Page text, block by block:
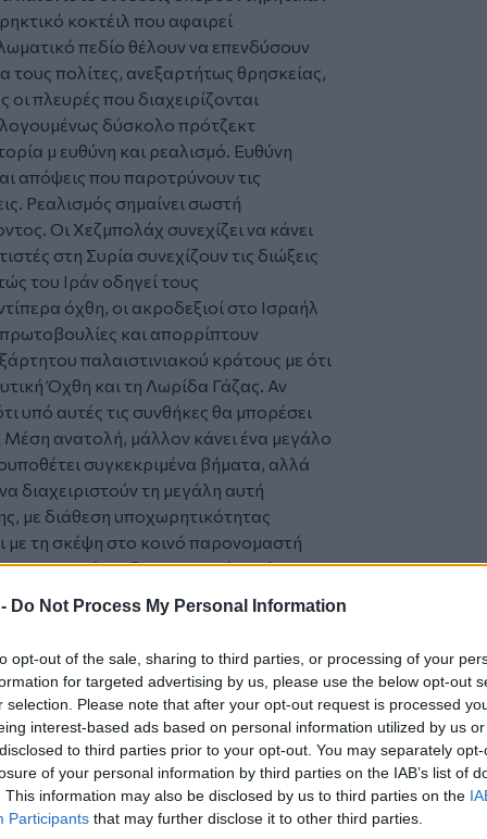
Do Not Process My Personal Information
opt-out of the sale, sharing to third parties, or processing of your
for targeted advertising by us, please use the below opt-out
selection. Please note that after your opt-out request is processed
interest-based ads based on personal information utilized by us
to third parties prior to your opt-out. You may separately
of your personal information by third parties on the IAB’s list of
This information may also be disclosed by us to third parties on the
Participants that may further disclose it to other third parties.
κοκτέιλ που αφαιρεί
πεδίο θέλουν να επενδύσουν
τους πολίτες, ανεξαρτήτως θρησκείας,
πλευρές που διαχειρίζονται
δύσκολο πρότζεκτ
μ ευθύνη και ρεαλισμό. Ευθύνη
απόψεις που παροτρύνουν τις
Ρεαλισμός σημαίνει σωστή
Οι Χεζμπολάχ συνεχίζει να κάνει
στη Συρία συνεχίζουν τις διώξεις
του Ιράν οδηγεί τους
όχθη, οι ακροδεξιοί στο Ισραήλ
και απορρίπτουν
παλαιστινιακού κράτους με ότι
Όχθη και τη Λωρίδα Γάζας. Αν
υπό αυτές τις συνθήκες θα μπορέσει
ανατολή, μάλλον κάνει ένα μεγάλο
συγκεκριμένα βήματα, αλλά
διαχειριστούν τη μεγάλη αυτή
με διάθεση υποχωρητικότητας
με τη σκέψη στο κοινό παρονομαστή
περιοχή. Σε διαφορετική περίπτωση,
συγκρούσεις θα
με ότι συνέπειες θα επιφέρει
τη διεθνή κοινότητα.
nextdeal.grως
ενημέρωσης στο Google